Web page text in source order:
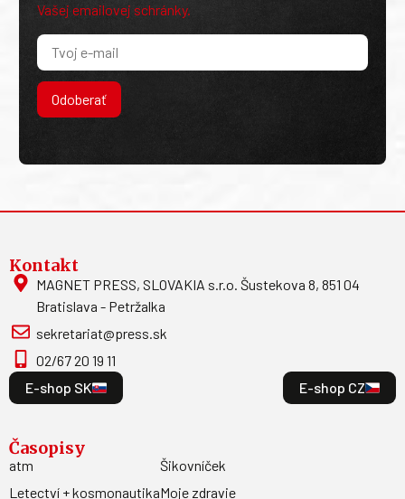
Vašej emailovej schránky.
Odoberať
Kontakt
MAGNET PRESS, SLOVAKIA s.r.o. Šustekova 8, 851 04
Bratislava - Petržalka
sekretariat@press.sk
02/67 20 19 11
E-shop SK
E-shop CZ
Časopisy
atm
Letectví + kosmonautika
Šikovníček
Moje zdravie